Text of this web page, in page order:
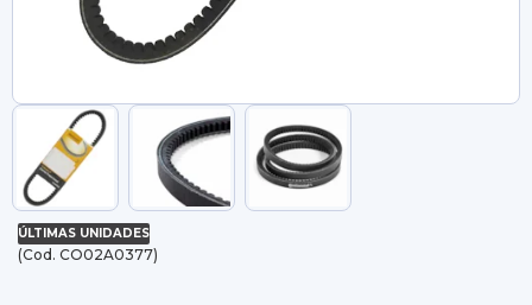
ÚLTIMAS UNIDADES
(Cod. CO02A0377)